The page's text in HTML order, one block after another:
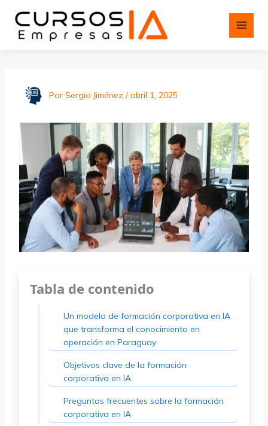
Por Sergio Jiménez /abril 1, 2025
Tabla de contenido
Un modelo de formación corporativa en IA
que transforma el conocimiento en
operación en Paraguay
Objetivos clave de la formación
corporativa en IA
Preguntas frecuentes sobre la formación
corporativa en IA